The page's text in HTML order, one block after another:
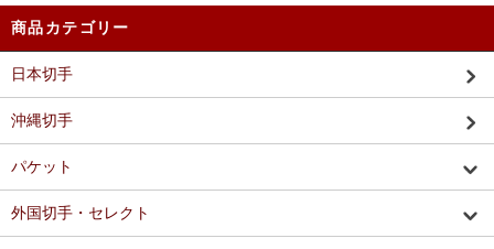
商品カテゴリー
日本切手
沖縄切手
パケット
外国切手・セレクト